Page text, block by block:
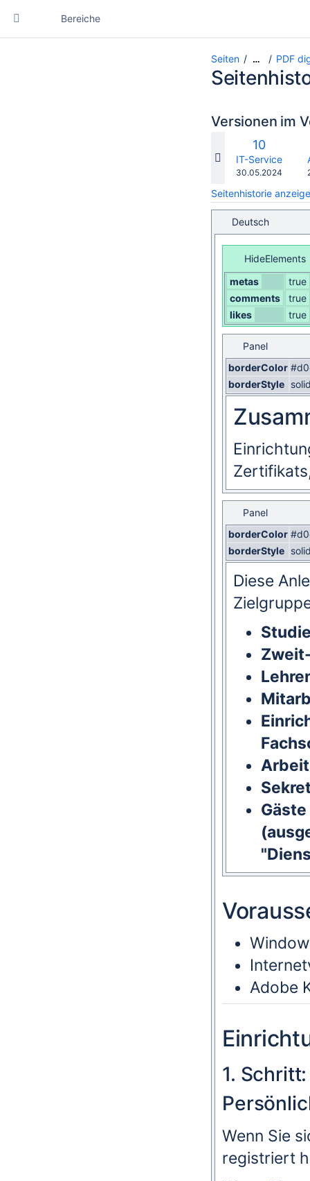
Bereiche
Seiten … PDF
Versionen im
Alte
Version
10
IT-Service
Gespeichert
30.05.2024
Seitenhistorie
Deutsch
HideElements
metas
true
comments
true
likes
true
Panel
borderColor
borderStyle
Panel
borderColor
borderStyle
Diese
Adobe
1.
Wenn Sie
registriert